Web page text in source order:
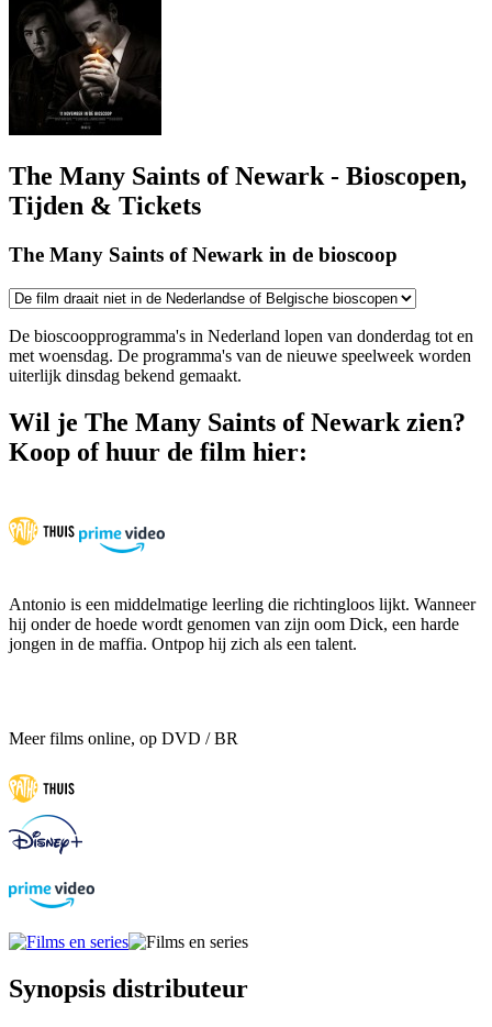
The Many Saints of Newark - Bioscopen,
Tijden & Tickets
The Many Saints of Newark in de bioscoop
De bioscoopprogramma's in Nederland lopen van donderdag tot en
met woensdag. De programma's van de nieuwe speelweek worden
uiterlijk dinsdag bekend gemaakt.
Wil je The Many Saints of Newark zien?
Koop of huur de film hier:
Antonio is een middelmatige leerling die richtingloos lijkt. Wanneer
hij onder de hoede wordt genomen van zijn oom Dick, een harde
jongen in de maffia. Ontpop hij zich als een talent.
Meer films online, op DVD / BR
Synopsis distributeur